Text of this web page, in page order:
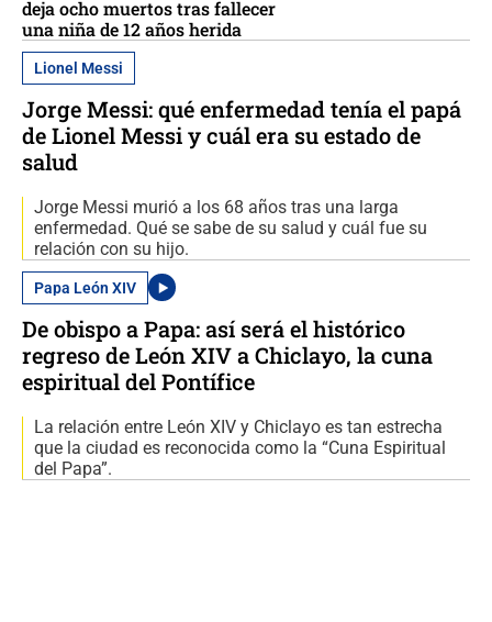
deja ocho muertos tras fallecer
una niña de 12 años herida
Lionel Messi
Jorge Messi: qué enfermedad tenía el papá
de Lionel Messi y cuál era su estado de
salud
Jorge Messi murió a los 68 años tras una larga
enfermedad. Qué se sabe de su salud y cuál fue su
relación con su hijo.
Papa León XIV
De obispo a Papa: así será el histórico
regreso de León XIV a Chiclayo, la cuna
espiritual del Pontífice
La relación entre León XIV y Chiclayo es tan estrecha
que la ciudad es reconocida como la “Cuna Espiritual
del Papa”.